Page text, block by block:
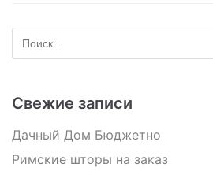
Свежие записи
Дачный Дом Бюджетно
Римские шторы на заказ